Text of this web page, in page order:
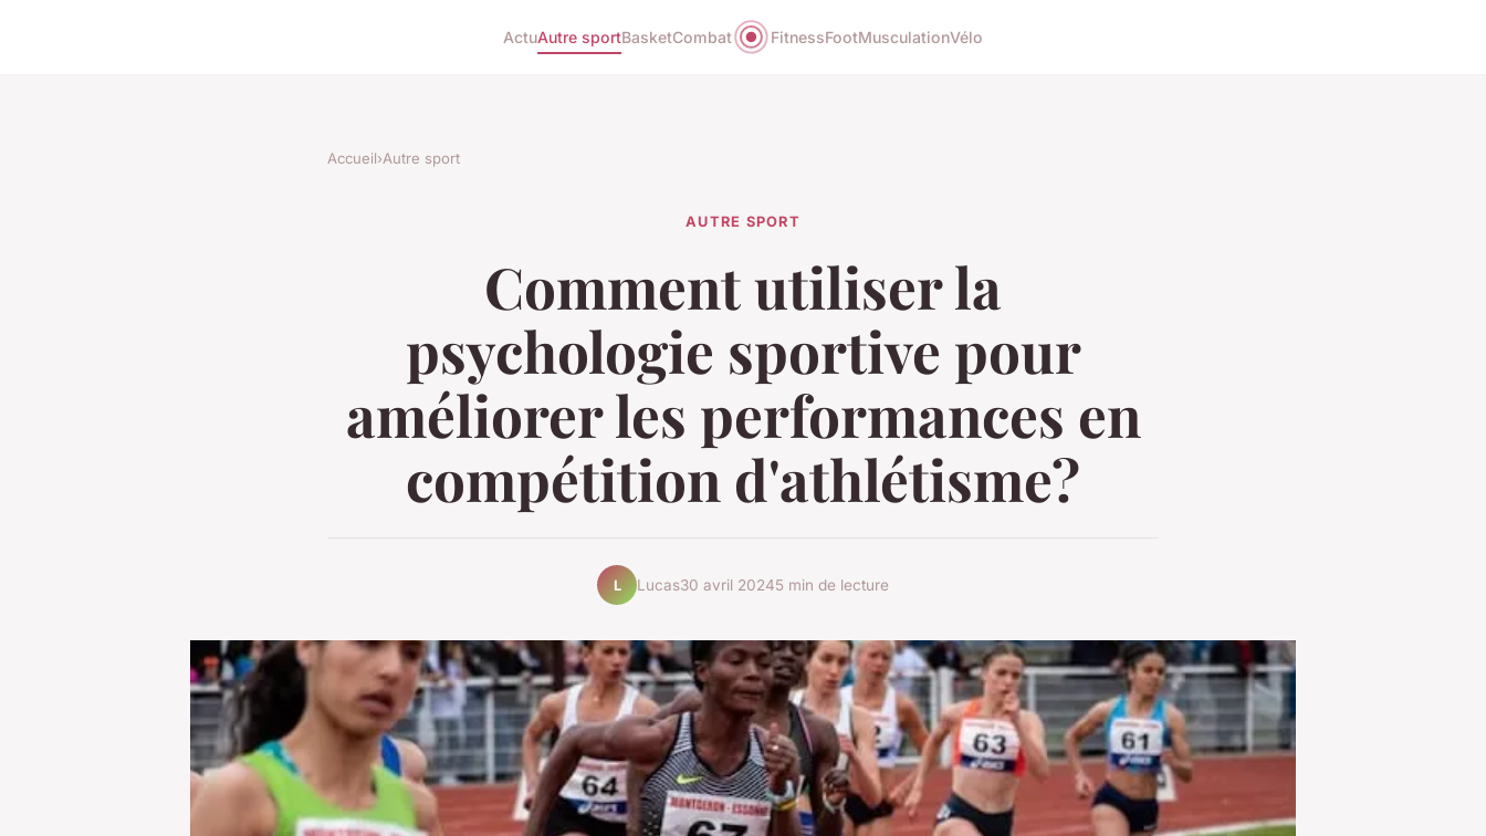
ActuAutre sportBasketCombat FitnessFootMusculationVélo
Accueil›Autre sport
AUTRE SPORT
Comment utiliser la
psychologie sportive pour
améliorer les performances en
compétition d'athlétisme?
L Lucas30 avril 20245 min de lecture